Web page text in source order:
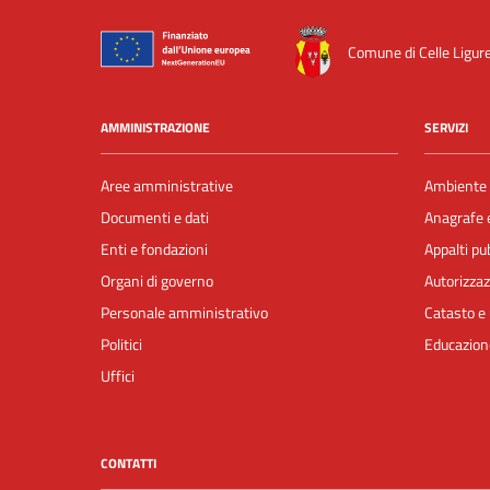
Comune di Celle
AMMINISTRAZIONE
Aree amministrative
Documenti e dati
Enti e fondazioni
Organi di governo
Personale amministrativo
Politici
Uffici
SERVIZI
Ambiente
Anagrafe
Appalti
Catasto
CONTATTI